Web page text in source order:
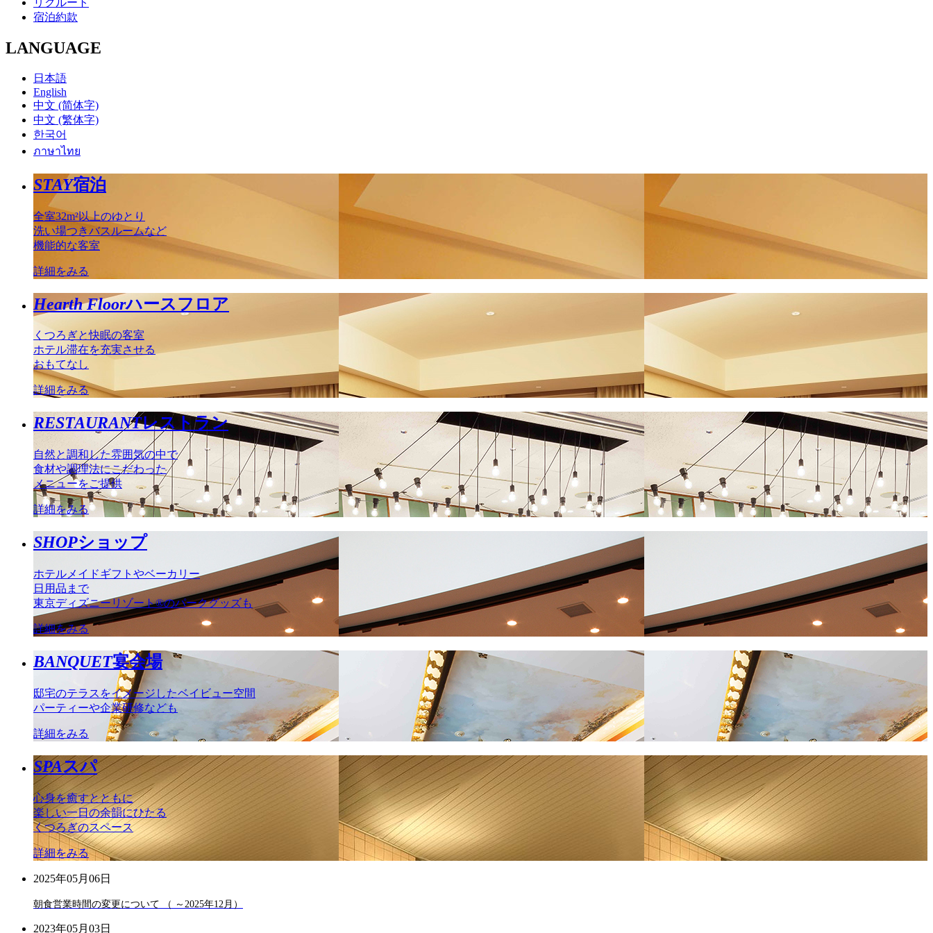
リクルート
宿泊約款
LANGUAGE
日本語
English
中文 (简体字)
中文 (繁体字)
한국어
ภาษาไทย
STAY宿泊
全室32m²以上のゆとり
洗い場つきバスルームなど
機能的な客室
詳細をみる
Hearth Floorハースフロア
くつろぎと快眠の客室
ホテル滞在を充実させる
おもてなし
詳細をみる
RESTAURANTレストラン
自然と調和した雰囲気の中で
食材や調理法にこだわった
メニューをご提供
詳細をみる
SHOPショップ
ホテルメイドギフトやベーカリー
日用品まで
東京ディズニーリゾート®のパークグッズも
詳細をみる
BANQUET宴会場
邸宅のテラスをイメージしたベイビュー空間
パーティーや企業研修なども
詳細をみる
SPAスパ
心身を癒すとともに
楽しい一日の余韻にひたる
くつろぎのスペース
詳細をみる
2025年05月06日
朝食営業時間の変更について （ ～2025年12月）
2023年05月03日